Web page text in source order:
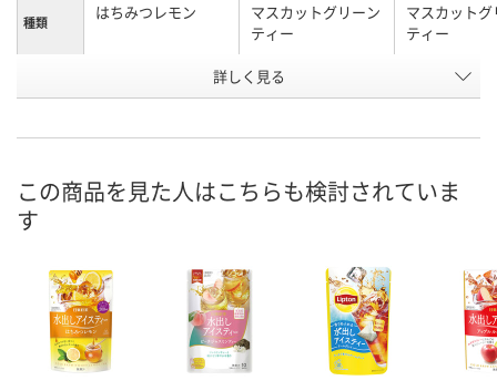
種類 はちみつレモン
マスカットグリーン
ティー
マスカット
ティー
XP16123 XP16112
カゴへ
した
詳しく見る
この商品を見た人はこちらも検討されていま
す